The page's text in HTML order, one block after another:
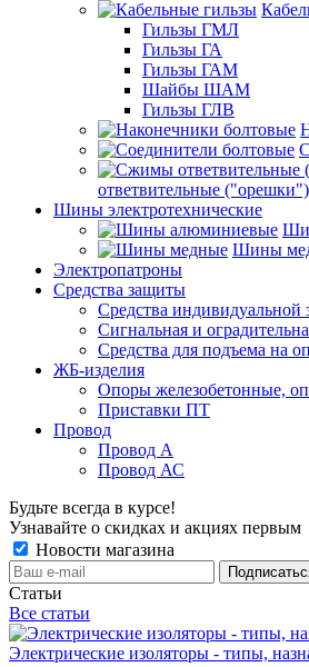
Гильзы ГМЛ
Гильзы ГА
Гильзы ГАМ
Шайбы ШАМ
Гильзы ГЛВ
ответвительные ("орешки")
Шины электротехнические
Шины
Электропатроны
Средства защиты
Средства индивидуальной
Сигнальная и
Средства для подъема на
ЖБ-изделия
Опоры железобетонные,
Приставки ПТ
Провод
Провод А
Провод АС
Будьте всегда в курсе!
Узнавайте о скидках и акциях первым
Новости магазина
Статьи
Все статьи
Электрические изоляторы - типы,